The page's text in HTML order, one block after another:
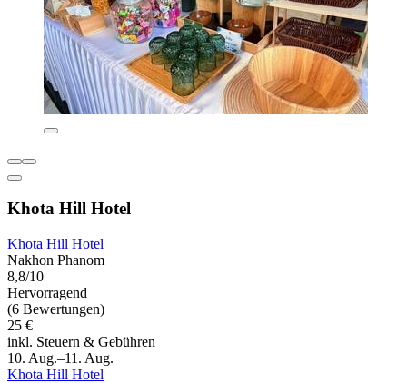
Khota Hill Hotel
Khota Hill Hotel
Nakhon Phanom
8,8/10
Hervorragend
(6 Bewertungen)
25 €
inkl. Steuern & Gebühren
10. Aug.–11. Aug.
Khota Hill Hotel